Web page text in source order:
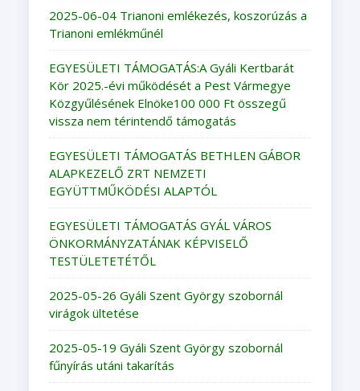
2025-06-04 Trianoni emlékezés, koszorúzás a
Trianoni emlékműnél
EGYESÜLETI TÁMOGATÁS:A Gyáli Kertbarát
Kör 2025.-évi működését a Pest Vármegye
Közgyűlésének Elnöke100 000 Ft összegű
vissza nem térintendő támogatás
EGYESÜLETI TÁMOGATÁS BETHLEN GÁBOR
ALAPKEZELŐ ZRT NEMZETI
EGYÜTTMŰKÖDÉSI ALAPTÓL
EGYESÜLETI TÁMOGATÁS GYÁL VÁROS
ÖNKORMÁNYZATÁNAK KÉPVISELŐ
TESTÜLETETÉTŐL
2025-05-26 Gyáli Szent György szobornál
virágok ültetése
2025-05-19 Gyáli Szent György szobornál
fűnyírás utáni takarítás